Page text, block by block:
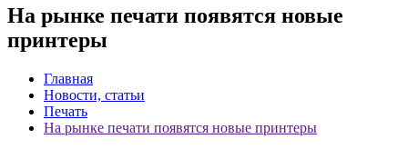
На рынке печати появятся новые
принтеры
Главная
Новости, статьи
Печать
На рынке печати появятся новые принтеры